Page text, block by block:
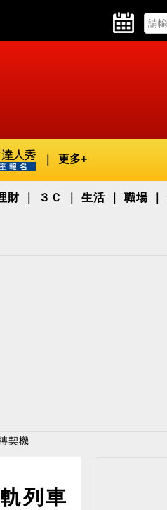
更多+
財 ３Ｃ 生活 職場
契機
列車